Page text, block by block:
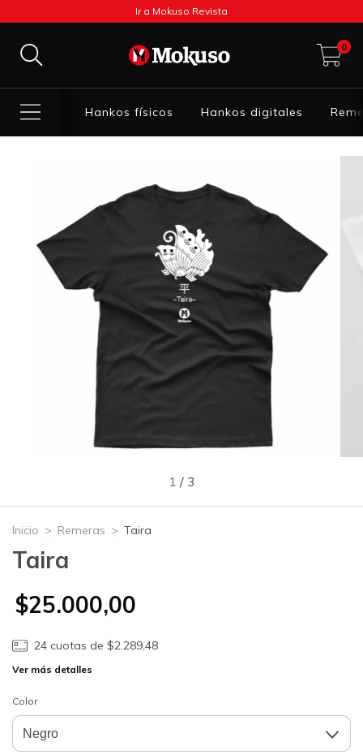
Ir a Mokuso Revista
0
Hankos físicos Hankos digitales
1 / 3
Inicio > Remeras > Taira
Taira
$25.000,00
24 cuotas de $2.289,48
Ver más detalles
Color